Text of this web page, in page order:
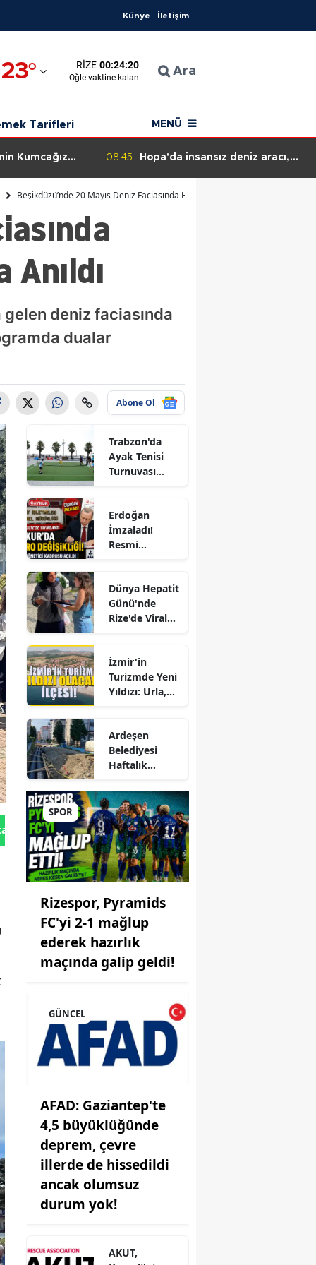
Künye İletişim
23° RIZE 00:24:19
Öğle vaktine kalan Ara
Tarifleri MENÜ
Kumcağız
08:45
Hopa'da insansız deniz aracı,
Beşikdüzü’nde 20 Mayıs Deniz Faciasında Hayatını Kaybeden 38 Kişi
deniz faciasında
dualar
Abone Ol
Gönder
Trabzon'da
Ayak Tenisi
Turnuvası
Erdoğan
İmzaladı!
Resmi
ÇAYKUR'a 4
Yeni Kadro,
KİT'lerde
Dünya Hepatit
Günü'nde
Rize'de Viral
Seferberliği
İzmir'in
Turizmde Yeni
Yıldızı: Urla,
Sollayan İlçe!
Ardeşen
Belediyesi
Haftalık
Raporunu
Paylaştı:
Çalışmalar İlçe
Genelinde
Aralıksız
Sürüyor
SPOR
Rizespor, Pyramids
FC'yi 2-1 mağlup
ederek hazırlık
maçında galip geldi!
GÜNCEL
AFAD: Gaziantep'te
4,5 büyüklüğünde
deprem, çevre
illerde de hissedildi
ancak olumsuz
durum yok!
AKUT,